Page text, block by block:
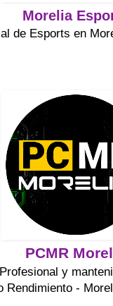
Morelia
de Esports en
PCMR
y
Rendimiento -